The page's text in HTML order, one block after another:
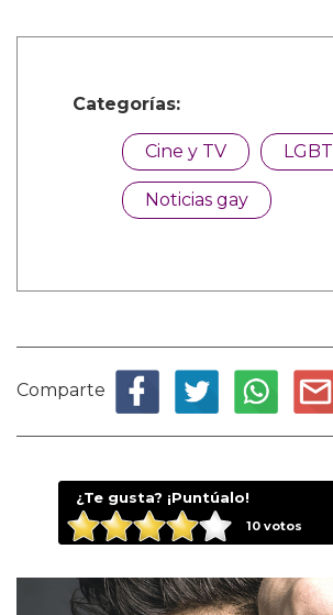
Categorías:
Cine y TV LGBT
Noticias gay
Comparte
¿Te gusta? ¡Puntúalo!
10votos